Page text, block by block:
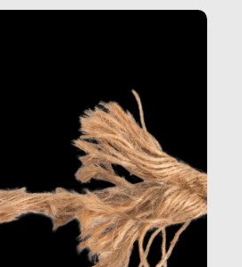
che fanno la nostra vita